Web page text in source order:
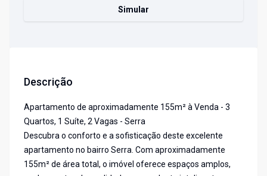
Simular
Descrição
Apartamento de aproximadamente 155m² à Venda - 3
Quartos, 1 Suíte, 2 Vagas - Serra
Descubra o conforto e a sofisticação deste excelente
apartamento no bairro Serra. Com aproximadamente
155m² de área total, o imóvel oferece espaços amplos,